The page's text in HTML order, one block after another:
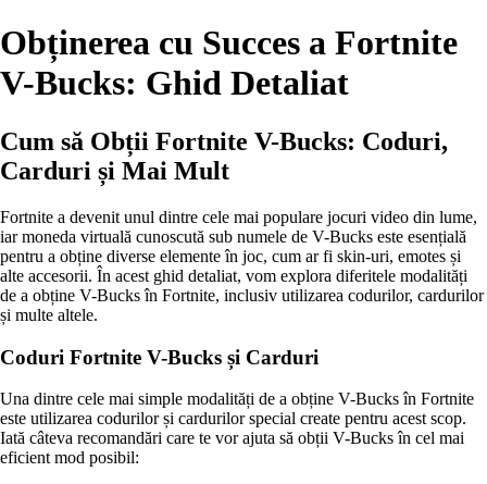
Obținerea cu Succes a Fortnite
V-Bucks: Ghid Detaliat
Cum să Obții Fortnite V-Bucks: Coduri,
Carduri și Mai Mult
Fortnite a devenit unul dintre cele mai populare jocuri video din lume,
iar moneda virtuală cunoscută sub numele de V-Bucks este esențială
pentru a obține diverse elemente în joc, cum ar fi skin-uri, emotes și
alte accesorii. În acest ghid detaliat, vom explora diferitele modalități
de a obține V-Bucks în Fortnite, inclusiv utilizarea codurilor, cardurilor
și multe altele.
Coduri Fortnite V-Bucks și Carduri
Una dintre cele mai simple modalități de a obține V-Bucks în Fortnite
este utilizarea codurilor și cardurilor special create pentru acest scop.
Iată câteva recomandări care te vor ajuta să obții V-Bucks în cel mai
eficient mod posibil: